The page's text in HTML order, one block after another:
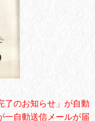
了のお知らせ」が自動
一自動送信メールが届